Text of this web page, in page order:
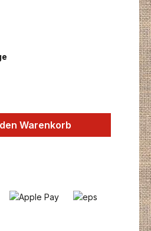
gewünschten Wert
Warenkorb